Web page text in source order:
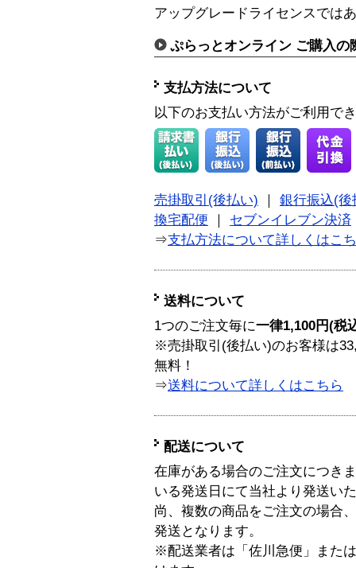
アップグレードライセンスでは
ぷらっとオンライン ご購入の
支払方法について
以下のお支払い方法がご利用で
売掛取引(後払い)
銀行振込(後
換宅配便
セブンイレブン決済
⇒支払方法について詳しくはこ
送料について
1つのご注文毎に一律1,100円(税
※売掛取引(後払い)のお客様は
無料！
⇒送料について詳しくはこちら
配送について
在庫がある場合のご注文につき
いる発送日にて当社より発送い
尚、複数の商品をご注文の場合
発送となります。
※配送業者は「佐川急便」また